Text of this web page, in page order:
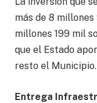
más de 8
millones 199 mil
que el Estado
resto el Municipio.
Entrega